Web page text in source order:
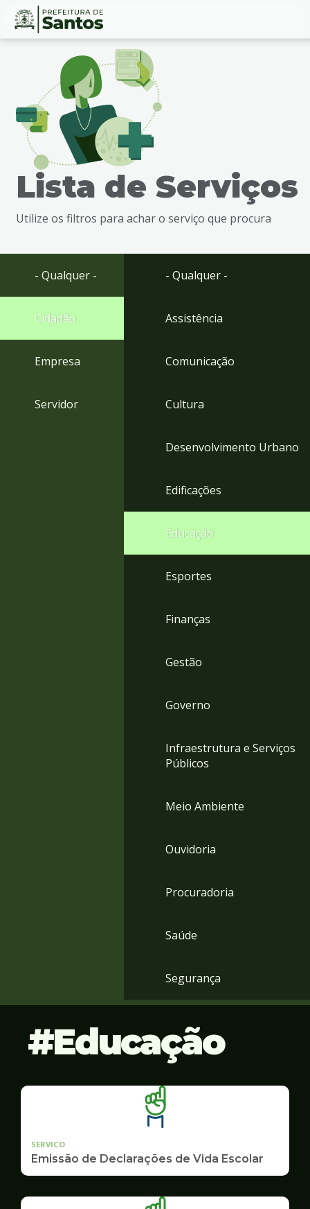
Ir
busca
Ir
rodapé
Conteúdo
Lista de Serviços
Utilize os filtros para achar o serviço que procura
- Qualquer -
Cidadão
Empresa
Servidor
- Qualquer -
Assistência
Comunicação
Cultura
Desenvolvimento Urbano
Edificações
Educação
Esportes
Finanças
Gestão
Governo
Infraestrutura e Serviços
Públicos
Meio Ambiente
Ouvidoria
Procuradoria
Saúde
Segurança
Educação
SERVICO
Emissão de Declarações de Vida Escolar